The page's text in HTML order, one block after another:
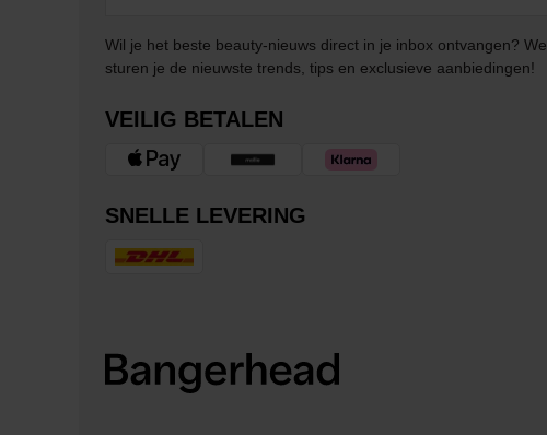
Wil je het beste beauty-nieuws direct in je inbox ontvangen? We
sturen je de nieuwste trends, tips en exclusieve aanbiedingen!
VEILIG BETALEN
SNELLE LEVERING